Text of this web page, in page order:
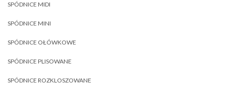
SPÓDNICE MIDI
SPÓDNICE MINI
SPÓDNICE OŁÓWKOWE
SPÓDNICE PLISOWANE
SPÓDNICE ROZKLOSZOWANE